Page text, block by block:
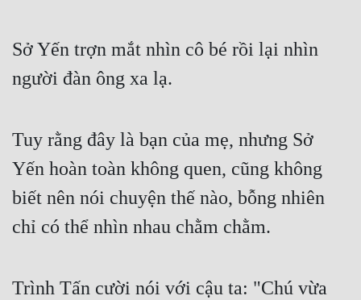
Sở Yến trợn mắt nhìn cô bé rồi lại nhìn
người đàn ông xa lạ.
Tuy rằng đây là bạn của mẹ, nhưng Sở
Yến hoàn toàn không quen, cũng không
biết nên nói chuyện thế nào, bỗng nhiên
chỉ có thể nhìn nhau chằm chằm.
Trình Tấn cười nói với cậu ta: "Chú vừa